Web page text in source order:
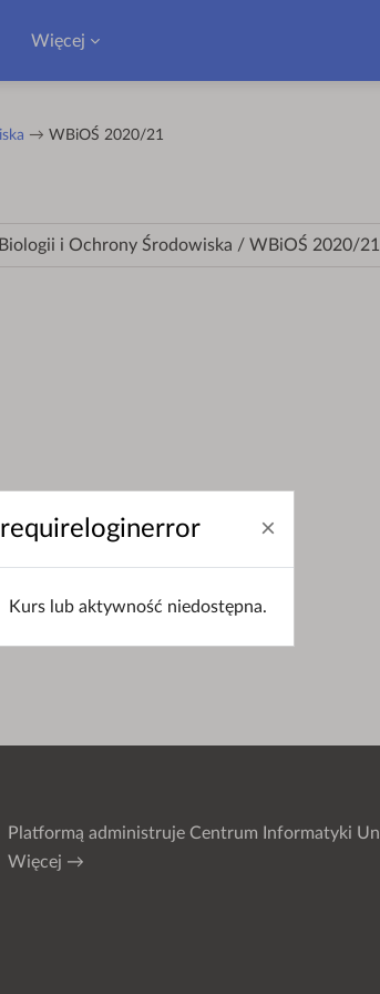
Więcej
WBiOŚ 2020/21
i Ochrony Środowiska / WBiOŚ 2020/21
Platformą administruje Centrum Informatyki
Więcej →
requireloginerror
Kurs lub aktywność niedostępna.